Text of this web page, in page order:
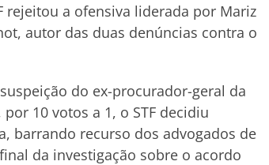
rejeitou a ofensiva liderada por Mariz
autor das duas denúncias contra o
do ex-procurador-geral da
10 votos a 1, o STF decidiu
barrando recurso dos advogados de
da investigação sobre o acordo